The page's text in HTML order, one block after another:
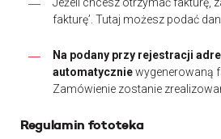
fakturę’. Tutaj możesz podać
Na podany przy rejestracji
automatyczniewygenerowaną
Zamówienie zostanie
Regulamin fototeka